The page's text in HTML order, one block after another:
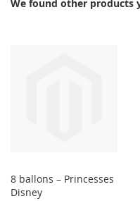
We found other products
8 ballons – Princesses
Disney